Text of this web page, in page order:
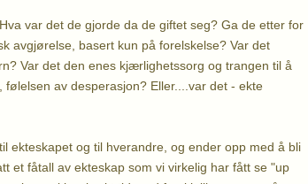
var det de gjorde da de giftet seg? Ga de etter for
avgjørelse, basert kun på forelskelse? Var det
Var det den enes kjærlighetssorg og trangen til å
av desperasjon? Eller....var det - ekte
ekteskapet og til hverandre, og ender opp med å bli
et fåtall av ekteskap som vi virkelig har fått se "up